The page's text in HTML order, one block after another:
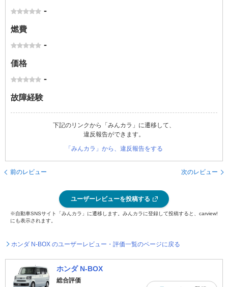
-
燃費
-
価格
-
故障経験
下記のリンクから「みんカラ」に遷移して、
違反報告ができます。
「みんカラ」から、違反報告をする
前のレビュー 次のレビュー
ユーザーレビューを投稿する
※自動車SNSサイト「みんカラ」に遷移します。みんカラに登録して投稿すると、carview!
にも表示されます。
ホンダ N-BOX のユーザーレビュー・評価一覧のページに戻る
ホンダ N-BOX
総合評価